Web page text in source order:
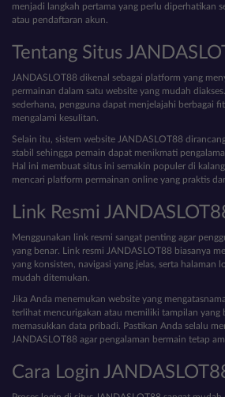
menjadi langkah pertama yang perlu diperhatikan
atau pendaftaran akun.
Tentang Situs
JANDASLOT88 dikenal sebagai platform yang
permainan dalam satu website yang mudah
sederhana, pengguna dapat menjelajahi berbagai
mengalami kesulitan.
Selain itu, sistem website JANDASLOT88
stabil sehingga pemain dapat menikmati
Hal ini membuat situs ini semakin populer di
mencari platform permainan online yang praktis
Link Resmi
Menggunakan link resmi sangat penting agar
yang benar. Link resmi JANDASLOT88 biasanya
yang konsisten, navigasi yang jelas, serta halaman
mudah ditemukan.
Jika Anda menemukan website yang
terlihat mencurigakan atau memiliki tampilan yang
memasukkan data pribadi. Pastikan Anda selalu
JANDASLOT88 agar pengalaman bermain tetap
Cara Login